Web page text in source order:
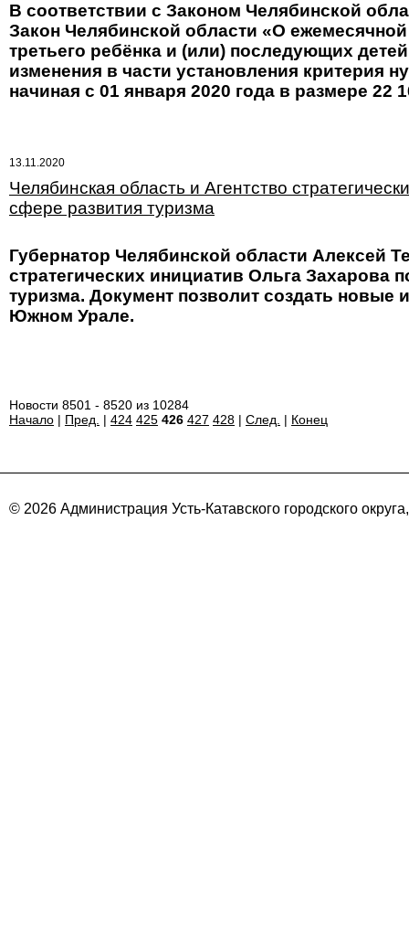
В соответствии с Законом Челябинской
Закон Челябинской области «О
третьего ребёнка и (или) последующих
изменения в части установления критерия
начиная с 01 января 2020 года в размере 22
13.11.2020
Челябинская область и Агентство
сфере развития туризма
Губернатор Челябинской области Алексей
стратегических инициатив Ольга Захарова
туризма. Документ позволит создать новые
Южном Урале.
Новости 8501 - 8520 из 10284
Начало | Пред. | 424 425 426 427 428 | След. | Конец
© 2026 Администрация Усть-Катавского городского